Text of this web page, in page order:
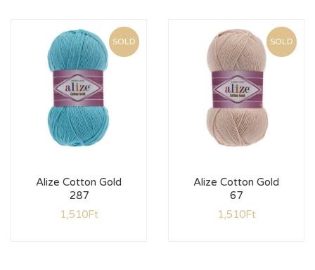
SOLD
Alize Cotton Gold
287
1,510Ft
SOLD
Alize Cotton Gold
67
1,510Ft